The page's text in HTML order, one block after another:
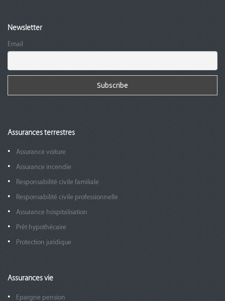
Newsletter
Email
Assurances terrestres
Assurance voiture
Assurance incendie
Responsabilité civile familiale
Responsabilité civile professionnelle
Assurance hospitalisation
Prêt hypothécaire
Protection juridique
Assurances vie
Epargne pension